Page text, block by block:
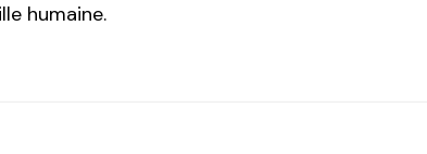
humaine.